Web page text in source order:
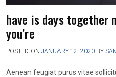
have is days
you’re
POSTED ON JANUARY 12, 2020 BY
Aenean feugiat purus vitae